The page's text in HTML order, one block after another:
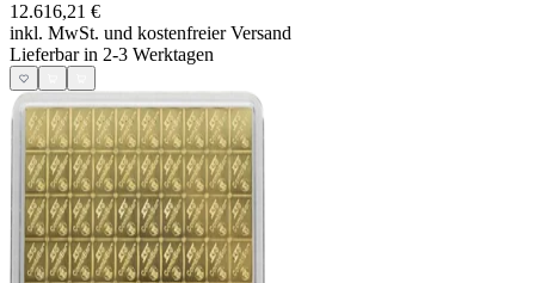
12.616,21 €
inkl. MwSt. und kostenfreier Versand
Lieferbar in 2-3 Werktagen